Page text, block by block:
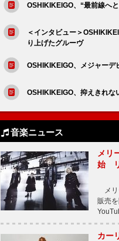
OSHIKIKEIGO、“最前線へ
＜インタビュー＞
り上げたグルーヴ
OSHIKIKEIGO、メジャーデ
OSHIKIKEIGO、抑えきれな
音楽ニュース
メリ
始 リ
メリ
販売
カー